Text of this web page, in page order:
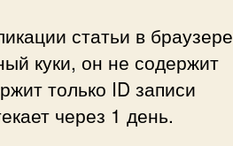
статьи в браузере
куки, он не содержит
только ID записи
через 1 день.